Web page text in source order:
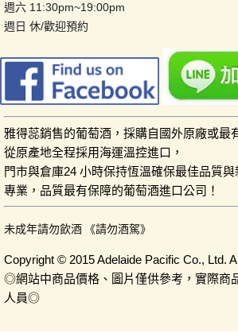
週六 11:30pm~19:00pm
週日 休/歡迎預約
雅得蕊銷售的葡萄酒，採購自國外原廠或最
從原產地全程採用海運溫控進口，
門市與倉庫24 小時保持恆溫確保最佳品質
專業，品質最有保障的葡萄酒進口公司！
未成年請勿飲酒 《請勿酒駕》
Copyright © 2015 Adelaide Pacific Co., Ltd.
◎網站中商品價格、圖片僅供參考，實際商
人員◎